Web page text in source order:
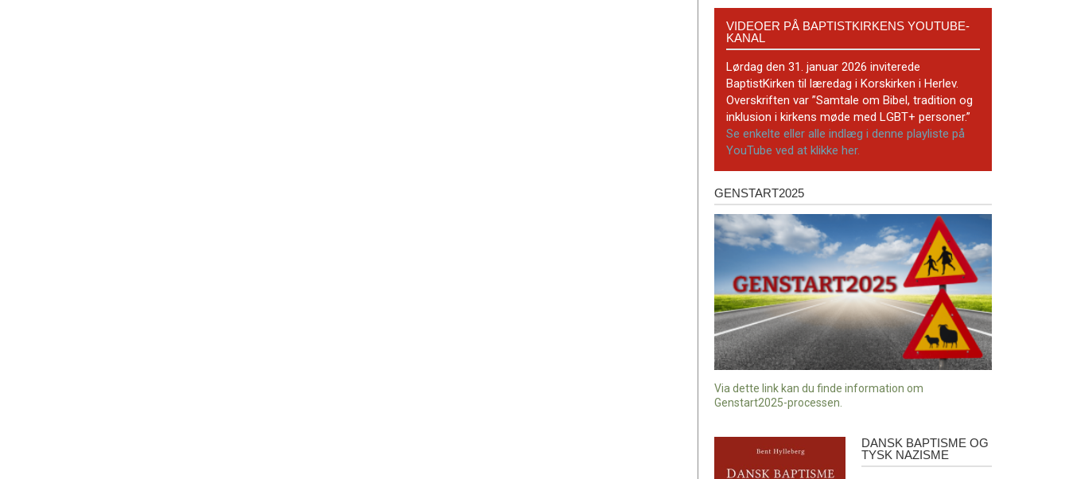
BaptistKirkens
YouTube-
kanal
VIDEOER PÅ BAPTISTKIRKENS YOUTUBE-
KANAL
Lørdag den 31. januar 2026 inviterede
BaptistKirken til læredag i Korskirken i Herlev.
Overskriften var ”Samtale om Bibel, tradition og
inklusion i kirkens møde med LGBT+ personer.”
Se enkelte eller alle indlæg i denne playliste på
YouTube ved at klikke her.
Genstart2025
GENSTART2025
Via dette link kan du finde information om
Genstart2025-processen.
DANSK BAPTISME OG
TYSK NAZISME